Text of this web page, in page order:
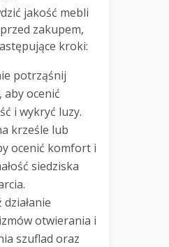
jakość mebli
zakupem,
kroki:
potrząśnij
aby ocenić
i wykryć luzy.
krześle lub
ocenić komfort i
siedziska
otwierania i
szuflad oraz